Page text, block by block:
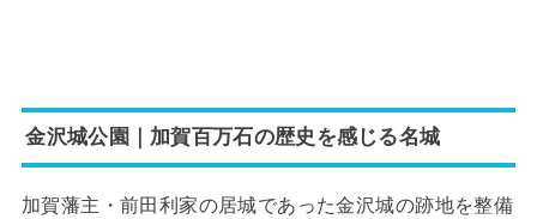
金沢城公園｜加賀百万石の歴史を感じる名城
加賀藩主・前田利家の居城であった金沢城の跡地を整備